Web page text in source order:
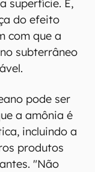
superfície. E,
do efeito
com que a
subterrâneo
pode ser
a amônia é
incluindo a
produtos
"Não